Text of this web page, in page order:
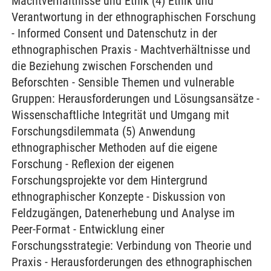
Verantwortung in der ethnographischen Forschung
- Informed Consent und Datenschutz in der
ethnographischen Praxis - Machtverhältnisse und
die Beziehung zwischen Forschenden und
Beforschten - Sensible Themen und vulnerable
Gruppen: Herausforderungen und Lösungsansätze -
Wissenschaftliche Integrität und Umgang mit
Forschungsdilemmata (5) Anwendung
ethnographischer Methoden auf die eigene
Forschung - Reflexion der eigenen
Forschungsprojekte vor dem Hintergrund
ethnographischer Konzepte - Diskussion von
Feldzugängen, Datenerhebung und Analyse im
Peer-Format - Entwicklung einer
Forschungsstrategie: Verbindung von Theorie und
Praxis - Herausforderungen des ethnographischen